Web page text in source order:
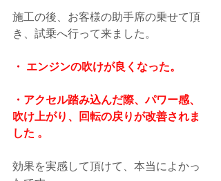
施工の後、お客様の助手席の乗せて頂
き、試乗へ行って来ました。
・ エンジンの吹けが良くなった。
・ アクセル踏み込んだ際、パワー感、
吹け上がり、回転の戻りが改善されま
した 。
効果を実感して頂けて、本当によかっ